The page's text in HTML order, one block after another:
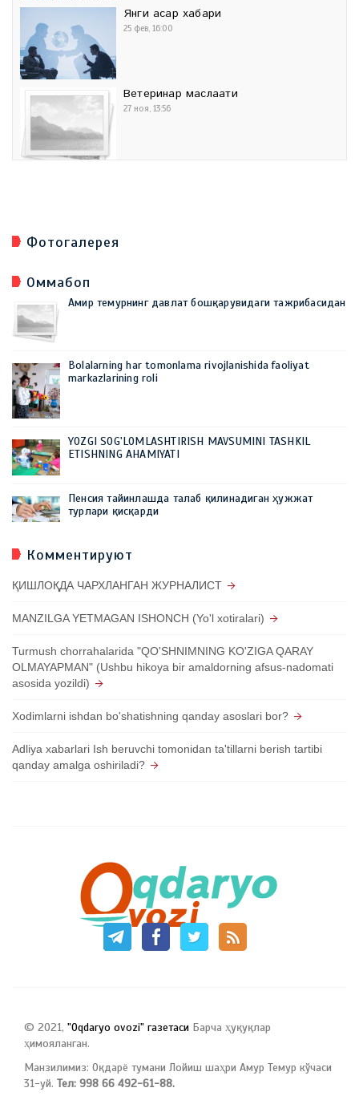
Янги асар хабари
25 фев, 16:00
Ветеринар маслаҳати
27 ноя, 13:56
Фотогалерея
Оммабоп
Амир темурнинг давлат бошқарувидаги тажрибасидан
Bolalarning har tomonlama rivojlanishida faoliyat
markazlarining roli
YOZGI SOG'LOMLASHTIRISH MAVSUMINI TASHKIL
ETISHNING AHAMIYATI
Пенсия тайинлашда талаб қилинадиган ҳужжат
турлари қисқарди
Комментируют
ҚИШЛОҚДА ЧАРХЛАНГАН ЖУРНАЛИСТ
MANZILGA YETMAGAN ISHONCH (Yo'l xotiralari)
Turmush chorrahalarida "QO'SHNIMNING KO'ZIGA QARAY
OLMAYAPMAN" (Ushbu hikoya bir amaldorning afsus-nadomati
asosida yozildi)
Xodimlarni ishdan bo'shatishning qanday asoslari bor?
Adliya xabarlari Ish beruvchi tomonidan ta'tillarni berish tartibi
qanday amalga oshiriladi?
© 2021, "Oqdaryo ovozi" газетаси Барча ҳуқуқлар
ҳимояланган.
Манзилимиз: Оқдарё тумани Лойиш шаҳри Амур Темур кўчаси
31-уй. Тел: 998 66 492-61-88.